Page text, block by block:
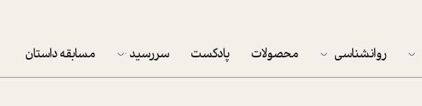
روانشناسی محصولات پادکست سررسید مسابقه داستان